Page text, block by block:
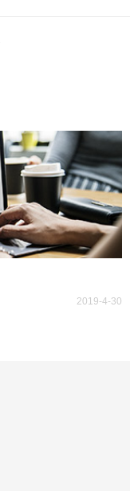
2019-4-30